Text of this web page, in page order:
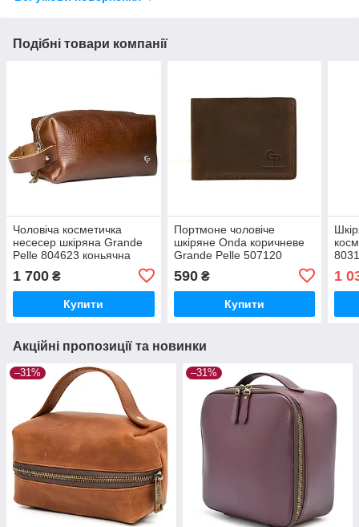
Подібні товари компанії
Чоловіча косметичка
несесер шкіряна Grande
Pelle 804623 коньячна
1 700 ₴
Купити
Портмоне чоловіче
шкіряне Onda коричневе
Grande Pelle 507120
590₴
Купити
1
Акційні пропозиції та новинки
–31% –31%